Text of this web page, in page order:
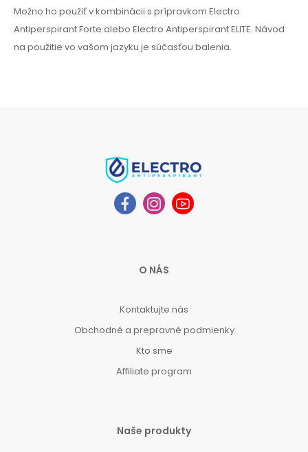
Možno ho použiť v kombinácii s prípravkom Electro
Antiperspirant Forte alebo Electro Antiperspirant ELITE. Návod
na použitie vo vašom jazyku je súčasťou balenia.
O NÁS
Kontaktujte nás
Obchodné a prepravné podmienky
Kto sme
Affiliate program
Naše produkty